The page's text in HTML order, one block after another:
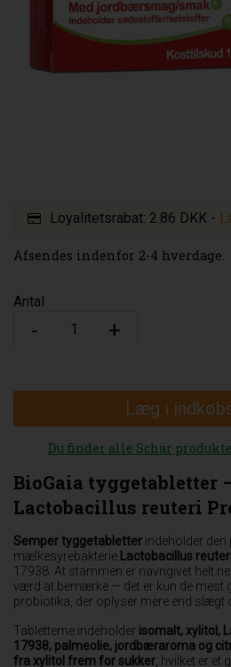
Loyalitetsrabat: 2.86 DKK -
Afsendes indenfor 2-4 hverdage.
Antal
Læg i
Du finder alle Schär
BioGaia tyggetabletter
Lactobacillus reuteri
Semper tyggetabletter indeholder den
mælkesyrebakterie Lactobacillus
17938. At stammen er navngivet helt
værd at bemærke — det er kun de mest
probiotika, der oplyser mere end slægt
Tabletterne indeholder isomalt, xylitol,
17938, palmeolie, jordbæraroma og
fra xylitol frem for sukker , hvilket er